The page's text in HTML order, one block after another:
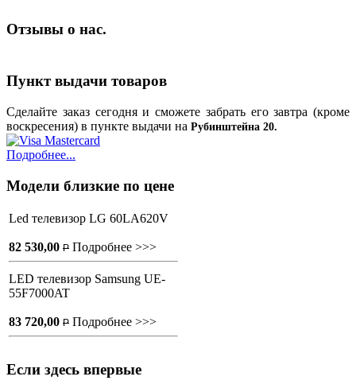
Отзывы о нас.
Пункт выдачи товаров
Сделайте заказ сегодня и сможете забрать его завтра (кроме
воскресения) в пункте выдачи на Рубинштейна 20.
Подробнее...
Модели близкие по цене
Led телевизор LG 60LA620V
82 530,00 P Подробнее >>>
LED телевизор Samsung UE-
55F7000AT
83 720,00 P Подробнее >>>
Если здесь впервые